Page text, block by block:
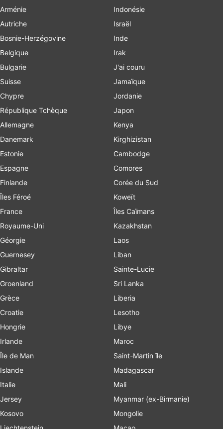
Arménie
Autriche
Bosnie-Herzégovine
Belgique
Bulgarie
Suisse
Chypre
République Tchèque
Allemagne
Danemark
Estonie
Espagne
Finlande
Îles Féroé
France
Royaume-Uni
Géorgie
Guernesey
Gibraltar
Groenland
Grèce
Croatie
Hongrie
Irlande
Île de Man
Islande
Italie
Jersey
Kosovo
Indonésie
Israël
Inde
Irak
J'ai couru
Jamaïque
Jordanie
Japon
Kenya
Kirghizistan
Cambodge
Comores
Corée du Sud
Koweït
Îles Caïmans
Kazakhstan
Laos
Liban
Sainte-Lucie
Sri Lanka
Liberia
Lesotho
Libye
Maroc
Saint-Martin île
Madagascar
Mali
Myanmar (ex-Birmanie)
Mongolie